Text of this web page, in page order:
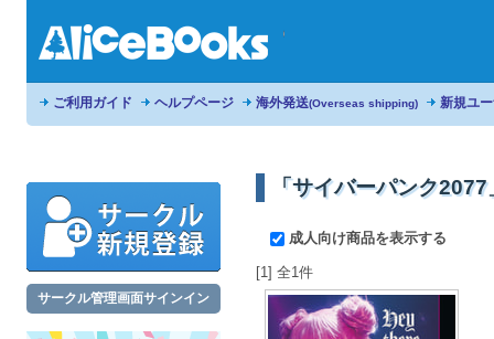
ご利用ガイド ヘルプページ 海外発送(Overseas shipping) 新規ユ
サークル管理画面サインイン
「サイバーパンク
成人向け商品を表示する
[1] 全1件